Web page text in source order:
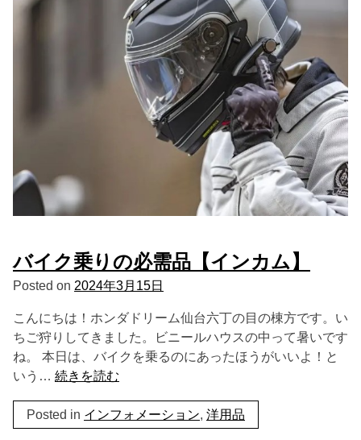
バイク乗りの必需品【インカム】
Posted on 2024年3月15日
こんにちは！ホンダドリーム仙台六丁の目の棟方です。い
ちご狩りしてきました。ビニールハウスの中って暑いです
ね。 本日は、バイクを乗るのにあったほうがいいよ！と
いう… 続きを読む
Posted in インフォメーション, 洋用品